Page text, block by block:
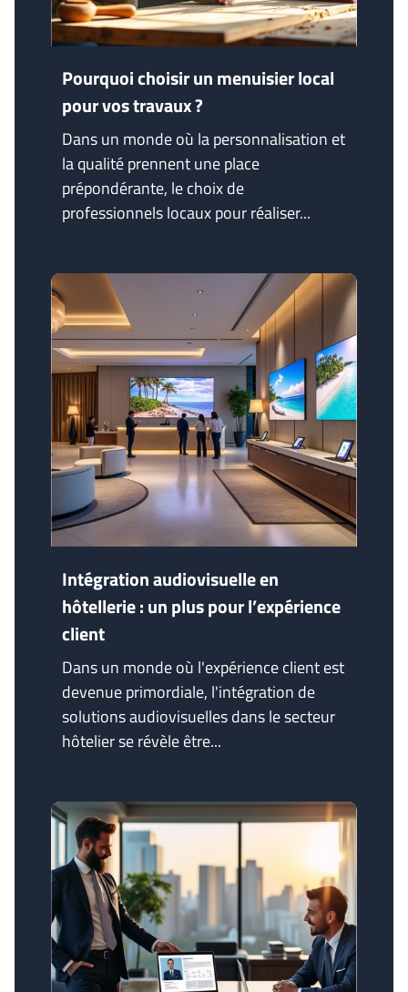
Pourquoi choisir un menuisier local
pour vos travaux ?
Dans un monde où la personnalisation et
la qualité prennent une place
prépondérante, le choix de
professionnels locaux pour réaliser...
Intégration audiovisuelle en
hôtellerie : un plus pour l’expérience
client
Dans un monde où l'expérience client est
devenue primordiale, l'intégration de
solutions audiovisuelles dans le secteur
hôtelier se révèle être...